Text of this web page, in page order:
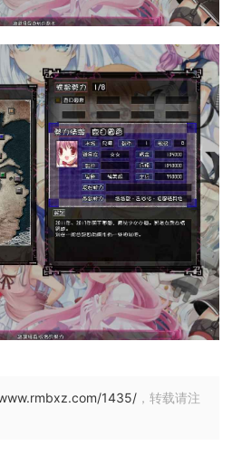
1435/ ，转载请注